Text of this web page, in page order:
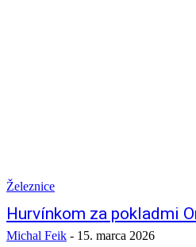
Železnice
Hurvínkom za pokladmi
Michal Feik - 15. marca 2026